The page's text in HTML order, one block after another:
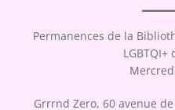
Permanences de la
LGBTQI+
Grrrnd Zero, 60 avenue